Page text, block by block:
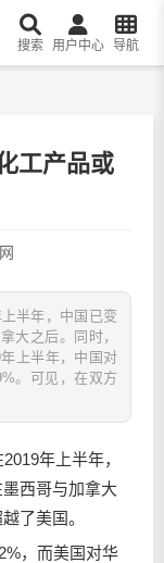
搜索 用户中心 导航
工产品或
半年，中国已变
大之后。同时，
上半年，中国对
。可见，在双方
年上半年，
西哥与加拿大
了美国。
，而美国对华